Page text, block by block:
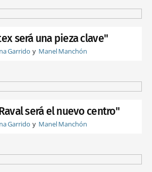
será una pieza clave"
Garrido Manel Manchón
será el nuevo centro"
Garrido Manel Manchón